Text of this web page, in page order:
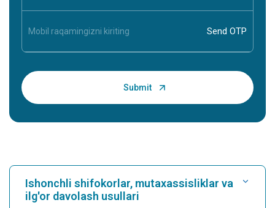
Ishonchli shifokorlar, mutaxassisliklar va
ilg'or davolash usullari